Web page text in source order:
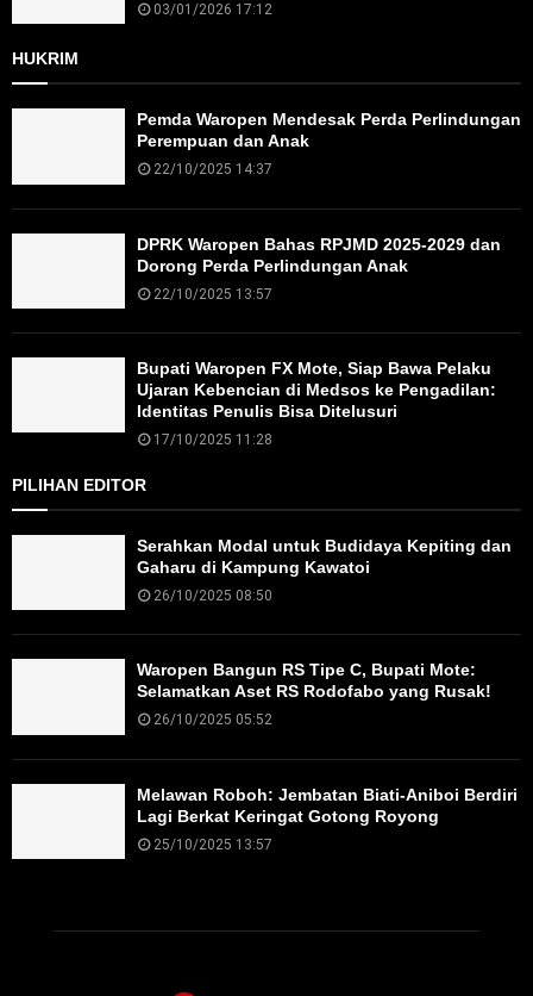
03/01/2026 17:12
HUKRIM
Pemda Waropen Mendesak Perda Perlindungan
Perempuan dan Anak
22/10/2025 14:37
DPRK Waropen Bahas RPJMD 2025-2029 dan
Dorong Perda Perlindungan Anak
22/10/2025 13:57
Bupati Waropen FX Mote, Siap Bawa Pelaku
Ujaran Kebencian di Medsos ke Pengadilan:
Identitas Penulis Bisa Ditelusuri
17/10/2025 11:28
PILIHAN EDITOR
Serahkan Modal untuk Budidaya Kepiting dan
Gaharu di Kampung Kawatoi
26/10/2025 08:50
Waropen Bangun RS Tipe C, Bupati Mote:
Selamatkan Aset RS Rodofabo yang Rusak!
26/10/2025 05:52
Melawan Roboh: Jembatan Biati-Aniboi Berdiri
Lagi Berkat Keringat Gotong Royong
25/10/2025 13:57